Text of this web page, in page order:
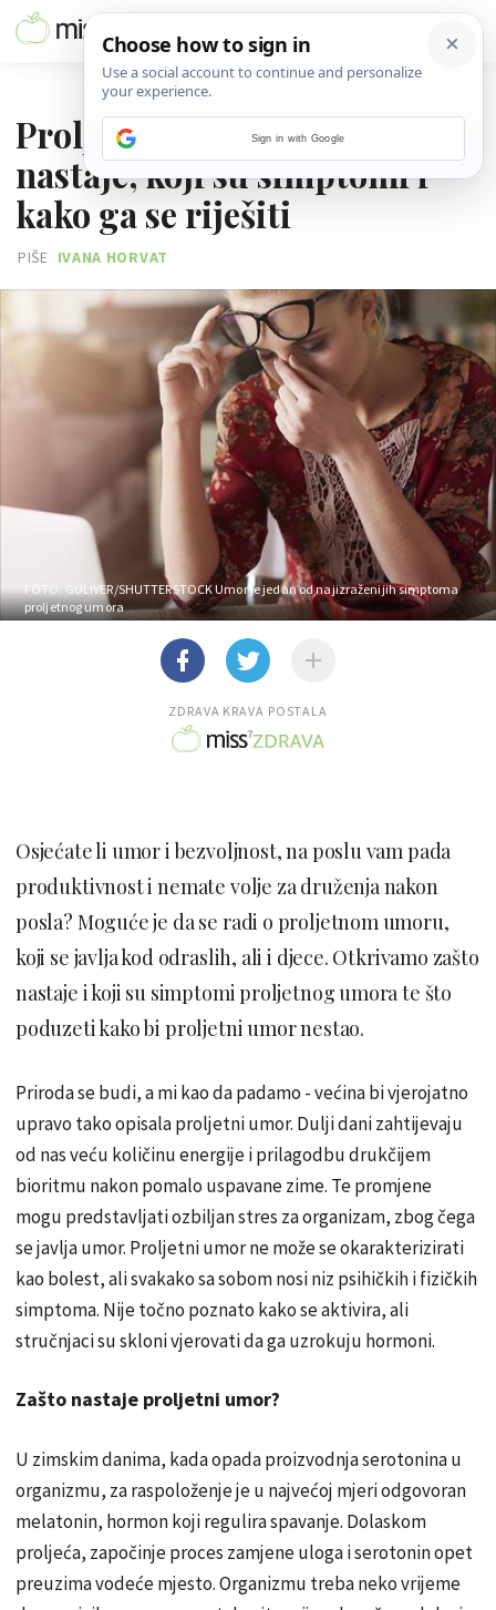
Proljetni umor: Zašto
nastaje, koji su simptomi i
kako ga se riješiti
PIŠE IVANA HORVAT
FOTO: GULIVER/SHUTTERSTOCKUmor je jedan od najizraženijih simptoma
proljetnog umora
ZDRAVA KRAVA POSTALA
Osjećate li umor i bezvoljnost, na poslu vam pada
produktivnost i nemate volje za druženja nakon
posla? Moguće je da se radi o proljetnom umoru,
koji se javlja kod odraslih, ali i djece. Otkrivamo zašto
nastaje i koji su simptomi proljetnog umora te što
poduzeti kako bi proljetni umor nestao.
Priroda se budi, a mi kao da padamo - većina bi vjerojatno
upravo tako opisala proljetni umor. Dulji dani zahtijevaju
od nas veću količinu energije i prilagodbu drukčijem
bioritmu nakon pomalo uspavane zime. Te promjene
mogu predstavljati ozbiljan stres za organizam, zbog čega
se javlja umor. Proljetni umor ne može se okarakterizirati
kao bolest, ali svakako sa sobom nosi niz psihičkih i fizičkih
simptoma. Nije točno poznato kako se aktivira, ali
stručnjaci su skloni vjerovati da ga uzrokuju hormoni.
Zašto nastaje proljetni umor?
U zimskim danima, kada opada proizvodnja serotonina u
organizmu, za raspoloženje je u najvećoj mjeri odgovoran
melatonin, hormon koji regulira spavanje. Dolaskom
proljeća, započinje proces zamjene uloga i serotonin opet
preuzima vodeće mjesto. Organizmu treba neko vrijeme
Sign in with Google